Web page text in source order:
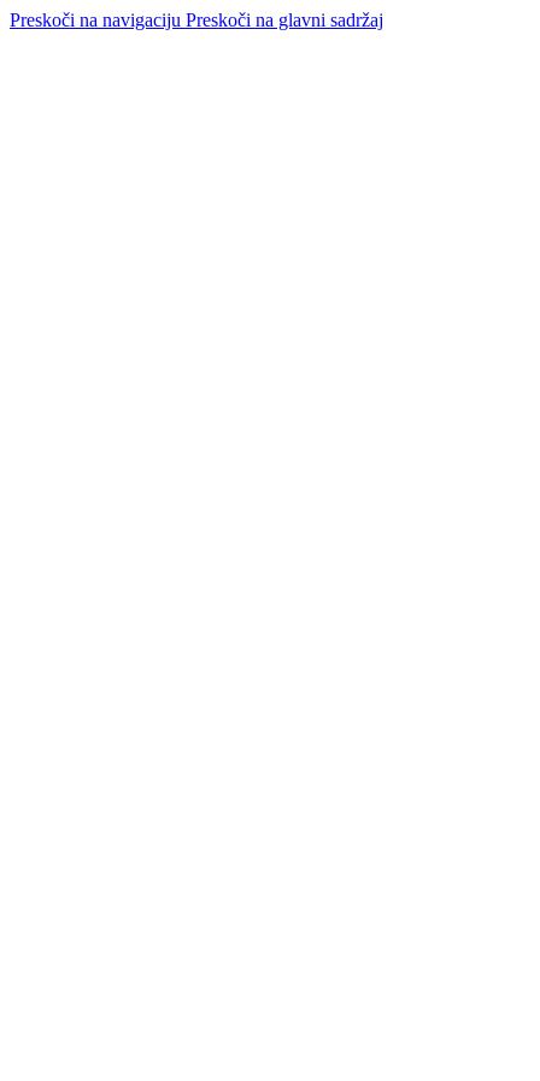
Preskoči na navigaciju Preskoči na glavni sadržaj